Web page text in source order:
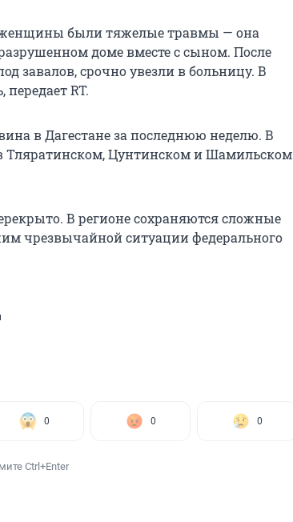
были тяжелые травмы — она
доме вместе с сыном. После
завалов, срочно увезли в больницу. В
RT.
в Дагестане за последнюю неделю. В
Цунтинском и Шамильском
В регионе сохраняются сложные
чрезвычайной ситуации федерального
0 0 0
Ctrl+Enter